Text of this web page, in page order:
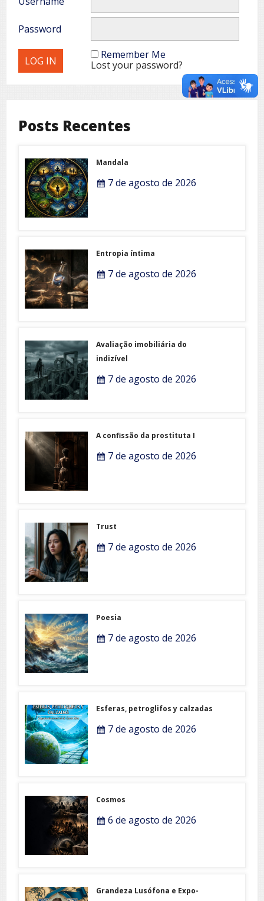
Password
Remember Me
Lost your password?
Posts Recentes
Mandala
7 de agosto de 2026
Entropia íntima
7 de agosto de 2026
Avaliação imobiliária do
indizível
7 de agosto de 2026
A confissão da prostituta I
7 de agosto de 2026
Trust
7 de agosto de 2026
Poesia
7 de agosto de 2026
Esferas, petroglifos y calzadas
7 de agosto de 2026
Cosmos
6 de agosto de 2026
Grandeza Lusófona e Expo-